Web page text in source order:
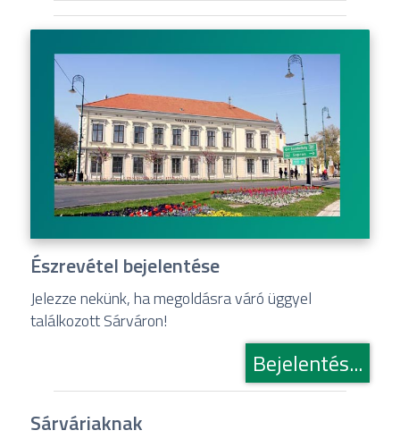
Észrevétel bejelentése
Jelezze nekünk, ha megoldásra váró üggyel
találkozott Sárváron!
Bejelentés...
Sárváriaknak